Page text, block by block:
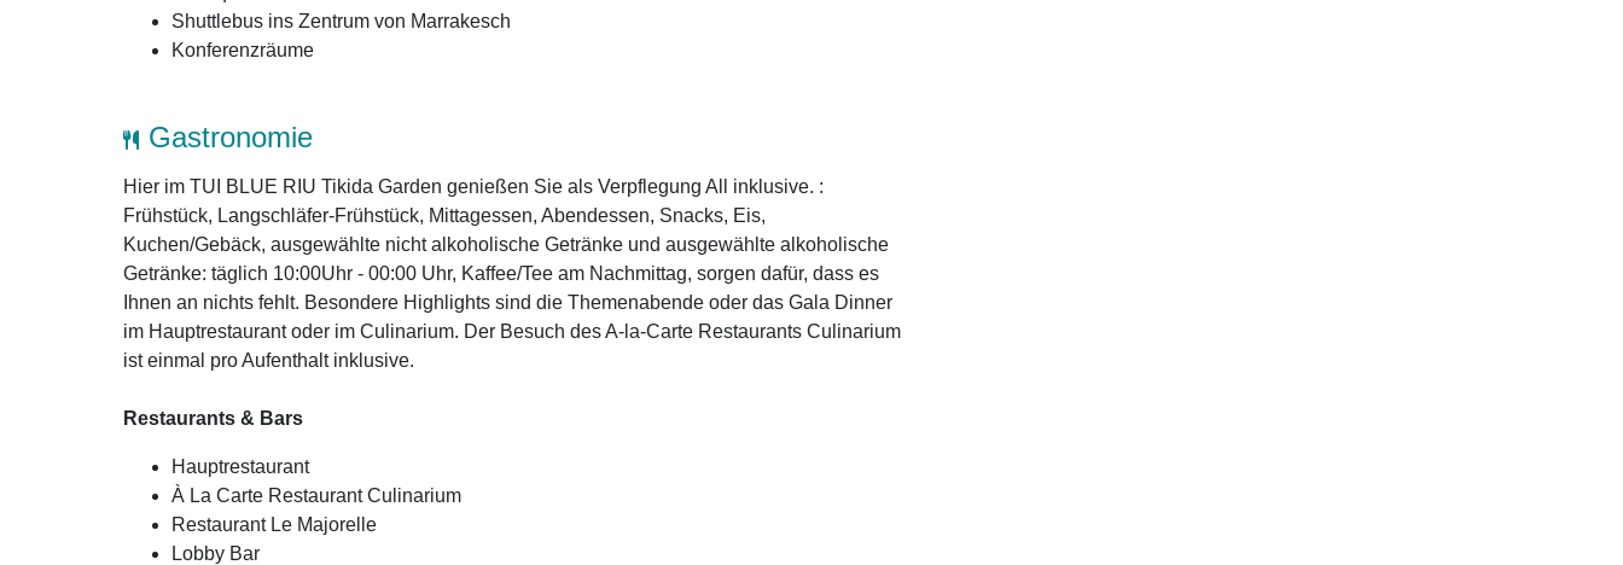
Shuttlebus ins Zentrum von Marrakesch
Konferenzräume
Gastronomie
Hier im TUI BLUE RIU Tikida Garden genießen Sie als Verpflegung All inklusive. :
Frühstück, Langschläfer-Frühstück, Mittagessen, Abendessen, Snacks, Eis,
Kuchen/Gebäck, ausgewählte nicht alkoholische Getränke und ausgewählte alkoholische
Getränke: täglich 10:00Uhr - 00:00 Uhr, Kaffee/Tee am Nachmittag, sorgen dafür, dass es
Ihnen an nichts fehlt. Besondere Highlights sind die Themenabende oder das Gala Dinner
im Hauptrestaurant oder im Culinarium. Der Besuch des A-la-Carte Restaurants Culinarium
ist einmal pro Aufenthalt inklusive.
Restaurants & Bars
Hauptrestaurant
À La Carte Restaurant Culinarium
Restaurant Le Majorelle
Lobby Bar